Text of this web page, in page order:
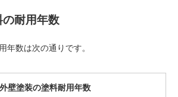
耐用年数
年数は次の通りです。
外壁塗装の塗料耐用年数